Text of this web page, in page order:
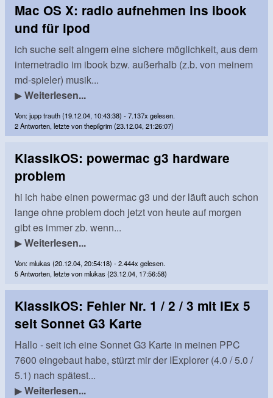
Mac OS X: radio aufnehmen ins ibook
und für ipod
ich suche seit alngem eine sichere möglichkeit, aus dem
internetradio im ibook bzw. außerhalb (z.b. von meinem
md-spieler) musik...
▶Weiterlesen...
Von: jupp trauth (19.12.04, 10:43:38) - 7.137x gelesen.
2 Antworten, letzte von thepilgrim (23.12.04, 21:26:07)
KlassikOS: powermac g3 hardware
problem
hi ich habe einen powermac g3 und der läuft auch schon
lange ohne problem doch jetzt von heute auf morgen
gibt es immer zb. wenn...
▶Weiterlesen...
Von: mlukas (20.12.04, 20:54:18) - 2.444x gelesen.
5 Antworten, letzte von mlukas (23.12.04, 17:56:58)
KlassikOS: Fehler Nr. 1 / 2 / 3 mit IEx 5
seit Sonnet G3 Karte
Hallo - seit ich eine Sonnet G3 Karte in meinen PPC
7600 eingebaut habe, stürzt mir der IExplorer (4.0 / 5.0 /
5.1) nach spätest...
▶Weiterlesen...